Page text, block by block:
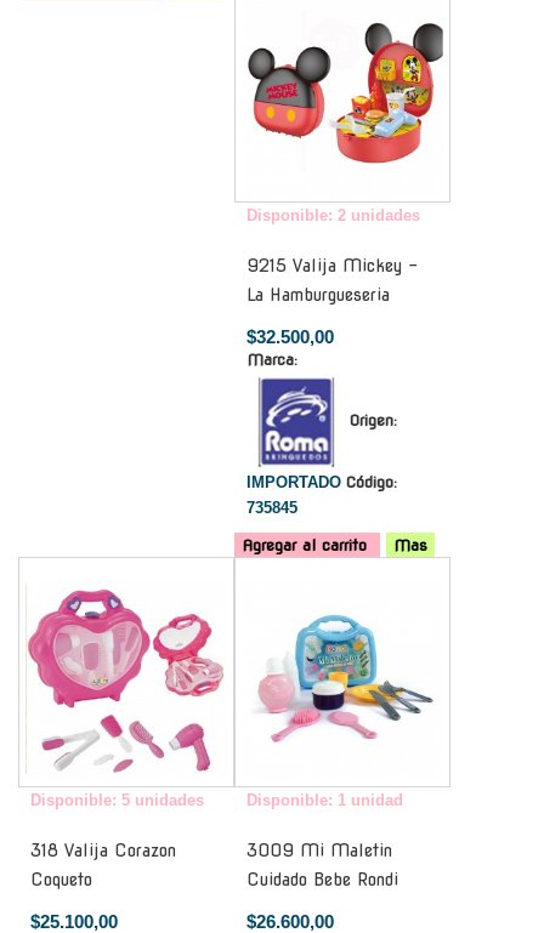
Disponible: 2 unidades
9215 Valija Mickey -
La Hamburgueseria
$32.500,00
Marca:
Origen:
IMPORTADO Código:
735845
Agregar al carrito
Mas
Disponible: 5 unidades
318 Valija Corazon
Coqueto
$25.100,00
Disponible: 1 unidad
3009 Mi Maletin
Cuidado Bebe Rondi
$26.600,00